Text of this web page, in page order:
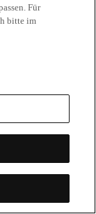
Für
bitte im